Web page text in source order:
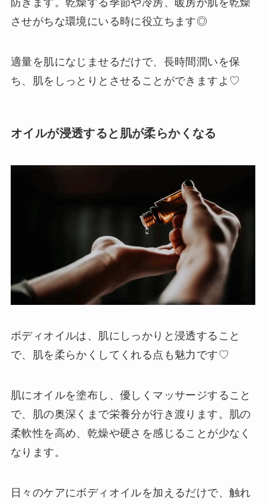
防ぎます。乾燥する季節や冷房、暖房が肌を乾燥
させがちな環境にいる時に役立ちます◎
適量を肌になじませるだけで、長時間潤いを保
ち、肌をしっとりとさせることができますよ♡
オイルが浸透すると肌が柔らかくなる
ボディオイルは、肌にしっかりと浸透すること
で、肌を柔らかくしてくれる点も魅力です♡
肌にオイルを塗布し、優しくマッサージすること
で、肌の奥深くまで栄養分が行き渡ります。肌の
柔軟性を高め、乾燥や硬さを感じることが少なく
なります。
日々のケアにボディオイルを加えるだけで、触れ